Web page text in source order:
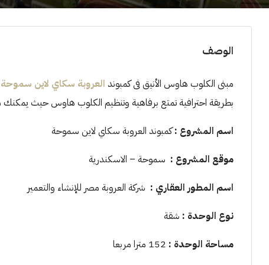
الوصف
مبنى الكلوب هاوس الأنيق فى كمبوند العروبة سكاي لاين سموحة
بطريقة احترافية تمتع برفاهية وتنظيم الكلوب هاوس حيث يمكنك
اسم المشروع :كمبوند العروبة سكاي لاين سموحة
موقع المشروع : سموحة – الاسكندرية
اسم المطور العقاري : شركة العروبة مصر للإنشاء والتعمير
نوع الوحدة : شقة
مساحة الوحدة :